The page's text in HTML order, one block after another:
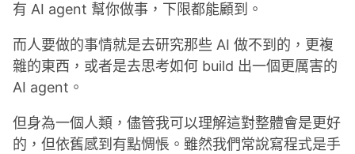
有 AI agent 幫你做事，下限都能顧到。
而人要做的事情就是去研究那些 AI 做不到的，更複
雜的東西，或者是去思考如何 build 出一個更厲害的
AI agent。
但身為一個人類，儘管我可以理解這對整體會是更好
的，但依舊感到有點惆悵。雖然我們常說寫程式是手